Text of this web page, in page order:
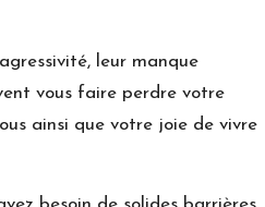
leur manque
vous faire perdre votre
ainsi que votre joie de vivre